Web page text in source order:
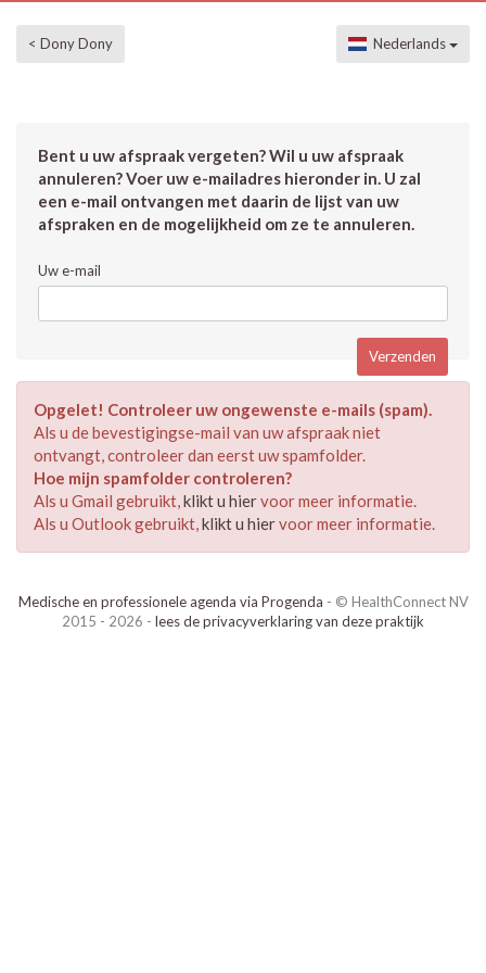
< Dony Dony Nederlands
Bent u uw afspraak vergeten? Wil u uw afspraak
annuleren? Voer uw e-mailadres hieronder in. U zal
een e-mail ontvangen met daarin de lijst van uw
afspraken en de mogelijkheid om ze te annuleren.
Uw e-mail
Opgelet! Controleer uw ongewenste e-mails (spam).
Als u de bevestigingse-mail van uw afspraak niet
ontvangt, controleer dan eerst uw spamfolder.
Hoe mijn spamfolder controleren?
Als u Gmail gebruikt,klikt u hiervoor meer informatie.
Als u Outlook gebruikt,klikt u hiervoor meer informatie.
Medische en professionele agenda via Progenda - © HealthConnect NV
2015 - 2026 - lees de privacyverklaring van deze praktijk